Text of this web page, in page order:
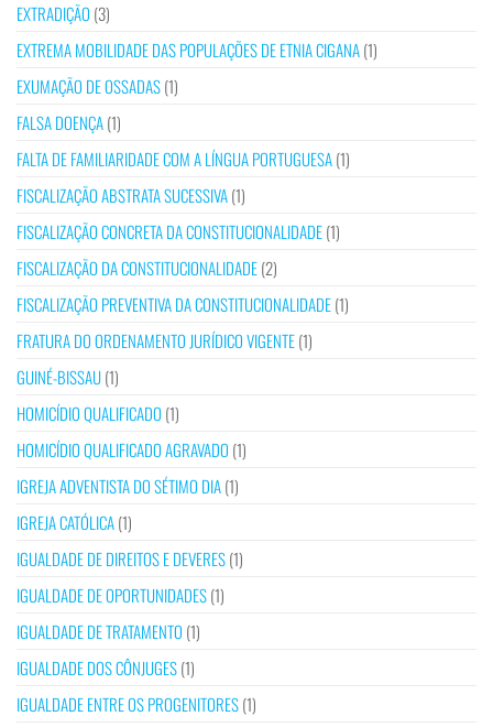
EXTRADIÇÃO (3)
EXTREMA MOBILIDADE DAS POPULAÇÕES DE ETNIA CIGANA(1)
EXUMAÇÃO DE OSSADAS(1)
FALSA DOENÇA(1)
FALTA DE FAMILIARIDADE COM A LÍNGUA PORTUGUESA(1)
FISCALIZAÇÃO ABSTRATA SUCESSIVA(1)
FISCALIZAÇÃO CONCRETA DA CONSTITUCIONALIDADE(1)
FISCALIZAÇÃO DA CONSTITUCIONALIDADE(2)
FISCALIZAÇÃO PREVENTIVA DA CONSTITUCIONALIDADE(1)
FRATURA DO ORDENAMENTO JURÍDICO VIGENTE(1)
GUINÉ-BISSAU(1)
HOMICÍDIO QUALIFICADO (1)
HOMICÍDIO QUALIFICADO AGRAVADO (1)
IGREJA ADVENTISTA DO SÉTIMO DIA(1)
IGREJA CATÓLICA(1)
IGUALDADE DE DIREITOS E DEVERES(1)
IGUALDADE DE OPORTUNIDADES(1)
IGUALDADE DE TRATAMENTO (1)
IGUALDADE DOS CÔNJUGES(1)
IGUALDADE ENTRE OS PROGENITORES(1)